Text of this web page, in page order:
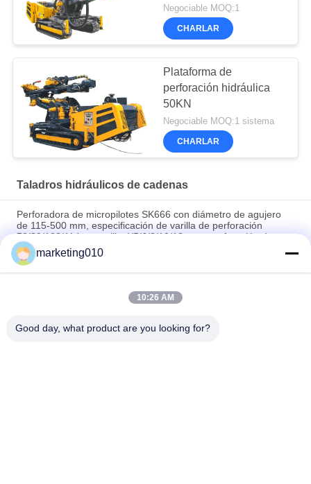
Negociable MOQ:1
CHARLAR
Plataforma de
perforación hidráulica
50KN
Negociable MOQ:1 sistema
CHARLAR
Taladros hidráulicos de cadenas
Perforadora de micropilotes SK666 con diámetro de agujero
de 115-500 mm, especificación de varilla de perforación
76/89/102/114 y martillo 4/5/6/8/10/12 para perforación de
ingeniería de alta precisión
Perforadora de ingeniería hidráulica completa tipo oruga GM-
marketing010
10:26 AM
Good day, what product are you looking for?